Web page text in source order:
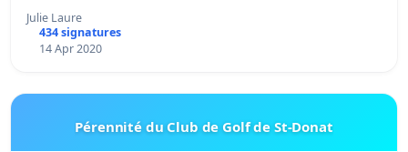
Julie Laure
434 signatures
14 Apr 2020
Pérennité du Club de Golf de St-Donat